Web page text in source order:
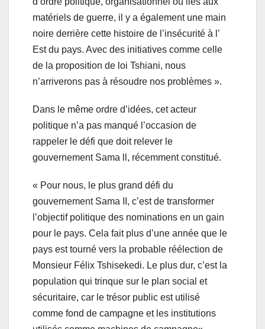
matériels de guerre, il y a également une main
noire derrière cette histoire de l’insécurité à l’
Est du pays. Avec des initiatives comme celle
de la proposition de loi Tshiani, nous
n’arriverons pas à résoudre nos problèmes ».
Dans le même ordre d’idées, cet acteur
politique n’a pas manqué l’occasion de
rappeler le défi que doit relever le
gouvernement Sama ll, récemment constitué.
« Pour nous, le plus grand défi du
gouvernement Sama II, c’est de transformer
l’objectif politique des nominations en un gain
pour le pays. Cela fait plus d’une année que le
pays est tourné vers la probable réélection de
Monsieur Félix Tshisekedi. Le plus dur, c’est la
population qui trinque sur le plan social et
sécuritaire, car le trésor public est utilisé
comme fond de campagne et les institutions